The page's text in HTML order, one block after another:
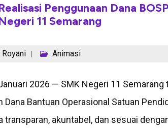
Penggunaan Dana
11 Semarang
Royani Animasi
2026 — SMK Negeri 11
Dana Bantuan Operasional Satuan
transparan, akuntabel, dan sesuai